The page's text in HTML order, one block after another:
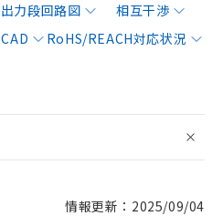
出力段回路図
相互干渉
CAD
RoHS/REACH対応状況
情報更新：2025/09/04